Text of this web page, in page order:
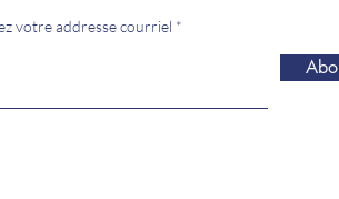
votre addresse courriel